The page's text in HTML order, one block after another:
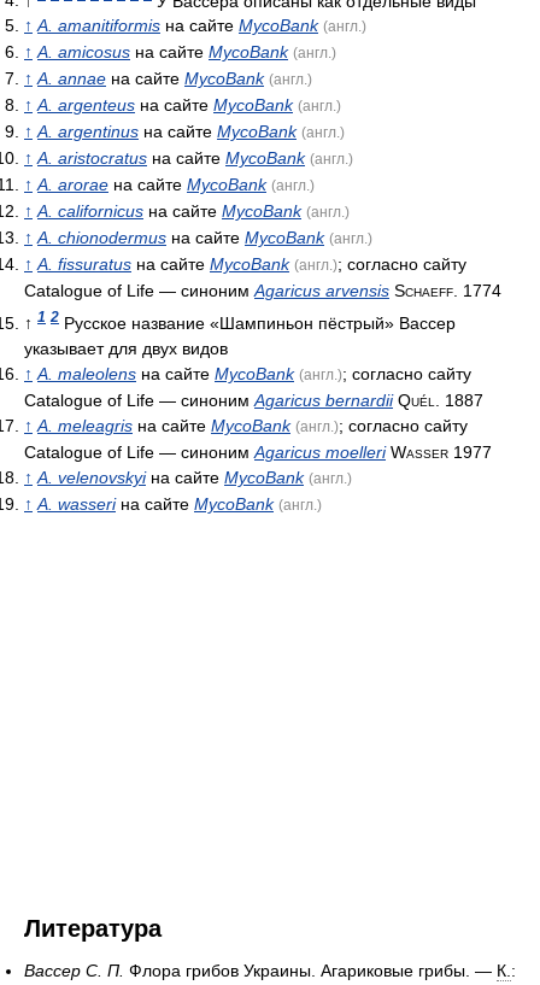
↑ A. amanitiformis на сайте MycoBank (англ.)
↑ A. amicosus на сайте MycoBank (англ.)
↑ A. annae на сайте MycoBank (англ.)
↑ A. argenteus на сайте MycoBank (англ.)
↑ A. argentinus на сайте MycoBank (англ.)
↑ A. aristocratus на сайте MycoBank (англ.)
↑ A. arorae на сайте MycoBank (англ.)
↑ A. californicus на сайте MycoBank (англ.)
↑ A. chionodermus на сайте MycoBank (англ.)
↑ A. fissuratus на сайте MycoBank (англ.); согласно сайту
Catalogue of Life — синонимAgaricus arvensis Schaeff. 1774
↑ 1 2 Русское название «Шампиньон пёстрый» Вассер
указывает для двух видов
↑ A. maleolens на сайте MycoBank (англ.); согласно сайту
Catalogue of Life — синоним Agaricus bernardii Quél. 1887
↑ A. meleagris на сайте MycoBank (англ.); согласно сайту
Catalogue of Life — синоним Agaricus moelleri Wasser 1977
↑ A. velenovskyiна сайте MycoBank (англ.)
↑ A. wasseriна сайте MycoBank (англ.)
Литература
Вассер С. П. Флора грибов Украины. Агариковые грибы. — К. :